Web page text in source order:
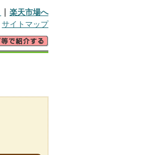
楽天市場へ
サイトマップ